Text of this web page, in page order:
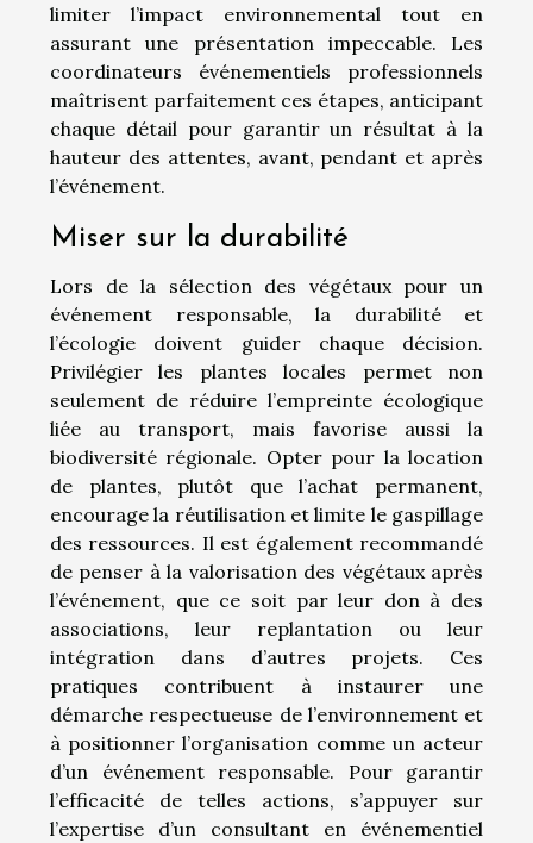
limiter l’impact environnemental tout en
assurant une présentation impeccable. Les
coordinateurs événementiels professionnels
maîtrisent parfaitement ces étapes, anticipant
chaque détail pour garantir un résultat à la
hauteur des attentes, avant, pendant et après
l’événement.
Miser sur la durabilité
Lors de la sélection des végétaux pour un
événement responsable, la durabilité et
l’écologie doivent guider chaque décision.
Privilégier les plantes locales permet non
seulement de réduire l’empreinte écologique
liée au transport, mais favorise aussi la
biodiversité régionale. Opter pour la location
de plantes, plutôt que l’achat permanent,
encourage la réutilisation et limite le gaspillage
des ressources. Il est également recommandé
de penser à la valorisation des végétaux après
l’événement, que ce soit par leur don à des
associations, leur replantation ou leur
intégration dans d’autres projets. Ces
pratiques contribuent à instaurer une
démarche respectueuse de l’environnement et
à positionner l’organisation comme un acteur
d’un événement responsable. Pour garantir
l’efficacité de telles actions, s’appuyer sur
l’expertise d’un consultant en événementiel